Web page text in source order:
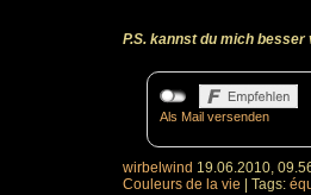
P.S. kannst du mich
Als Mail versenden
wirbelwind 19.06.2010,
Couleurs de la vie
Tags: